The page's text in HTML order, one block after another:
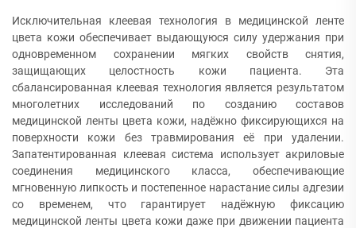
Исключительная клеевая технология в медицинской ленте
цвета кожи обеспечивает выдающуюся силу удержания при
одновременном сохранении мягких свойств снятия,
защищающих целостность кожи пациента. Эта
сбалансированная клеевая технология является результатом
многолетних исследований по созданию составов
медицинской ленты цвета кожи, надёжно фиксирующихся на
поверхности кожи без травмирования её при удалении.
Запатентированная клеевая система использует акриловые
соединения медицинского класса, обеспечивающие
мгновенную липкость и постепенное нарастание силы адгезии
со временем, что гарантирует надёжную фиксацию
медицинской ленты цвета кожи даже при движении пациента